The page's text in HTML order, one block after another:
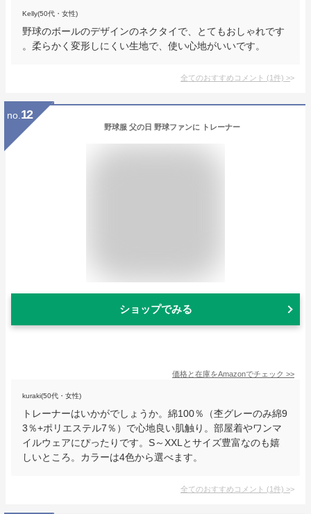
Kelly(50代・女性)
野球のボールのデザインのネクタイで、とてもおしゃれです
。柔らかく変形しにくい生地で、使い心地がいいです。
全てのおすすめコメント (1件) >
no. 12
野球服 父の日 野球ファンに トレーナー
ショップでみる
価格と在庫をAmazonでチェック >>
kuraki(50代・女性)
トレーナーはいかがでしょうか。綿100％（杢グレーのみ綿9
3％+ポリエステル7％）で心地良い肌触り。部屋着やワンマ
イルウェアにぴったりです。S～XXLとサイズ豊富なのも嬉
しいところ。カラーは4色から選べます。
全てのおすすめコメント (1件) >